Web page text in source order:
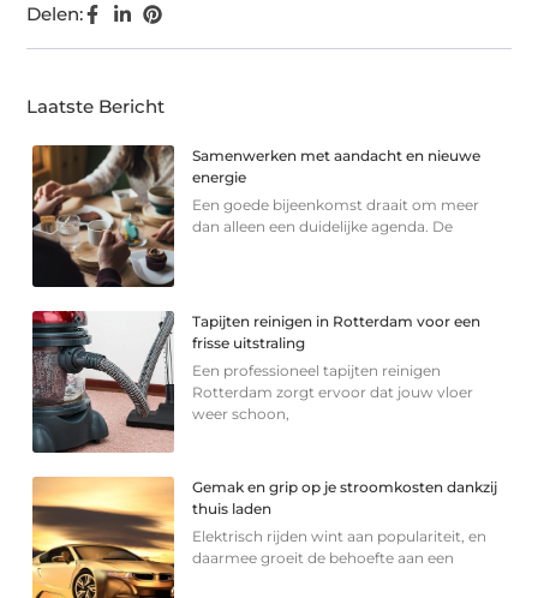
Delen:
Laatste Bericht
Samenwerken met aandacht en nieuwe
energie
Een goede bijeenkomst draait om meer
dan alleen een duidelijke agenda. De
Tapijten reinigen in Rotterdam voor een
frisse uitstraling
Een professioneel tapijten reinigen
Rotterdam zorgt ervoor dat jouw vloer
weer schoon,
Gemak en grip op je stroomkosten dankzij
thuis laden
Elektrisch rijden wint aan populariteit, en
daarmee groeit de behoefte aan een